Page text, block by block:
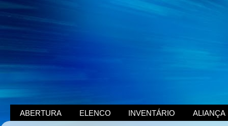
ABERTURA ELENCO INVENTÁRIO ALIANÇA